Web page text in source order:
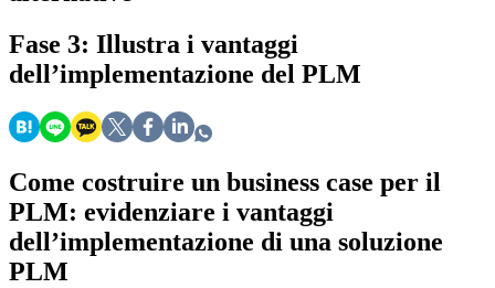
Fase 3: Illustra i vantaggi
dell’implementazione del PLM
Come costruire un business case per il
PLM: evidenziare i vantaggi
dell’implementazione di una soluzione
PLM